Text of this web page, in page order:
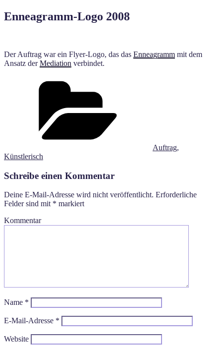
Enneagramm-Logo 2008
Der Auftrag war ein Flyer-Logo, das das Enneagramm mit dem
Ansatz derMediation verbindet.
Auftrag,
Künstlerisch
Schreibe einen Kommentar
Deine E-Mail-Adresse wird nicht veröffentlicht. Erforderliche
Felder sind mit * markiert
Kommentar
Name *
E-Mail-Adresse *
Website